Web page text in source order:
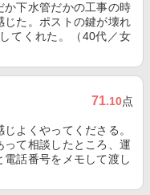
下水管だかの工事の時
じた。ポストの鍵が壊れ
てくれた。（40代／女
71.10点
よくやってくださる。
て相談したところ、運
話番号をメモして渡し